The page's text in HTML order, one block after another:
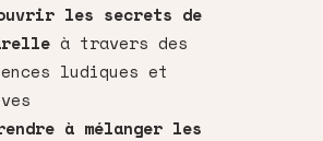
les secrets de
à travers des
ludiques et
à mélanger les